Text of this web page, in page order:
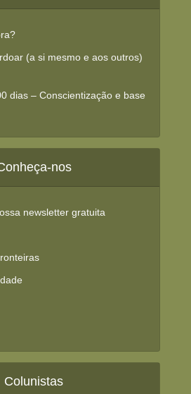
(a si mesmo e aos outros)
dias – Conscientização e base
nos
newsletter gratuita
Colunistas